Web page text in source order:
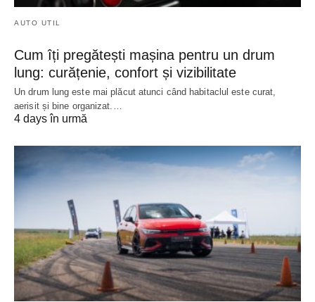
AUTO UTIL
Cum îți pregătești mașina pentru un drum
lung: curățenie, confort și vizibilitate
Un drum lung este mai plăcut atunci când habitaclul este curat,
aerisit și bine organizat.…
4 days în urmă